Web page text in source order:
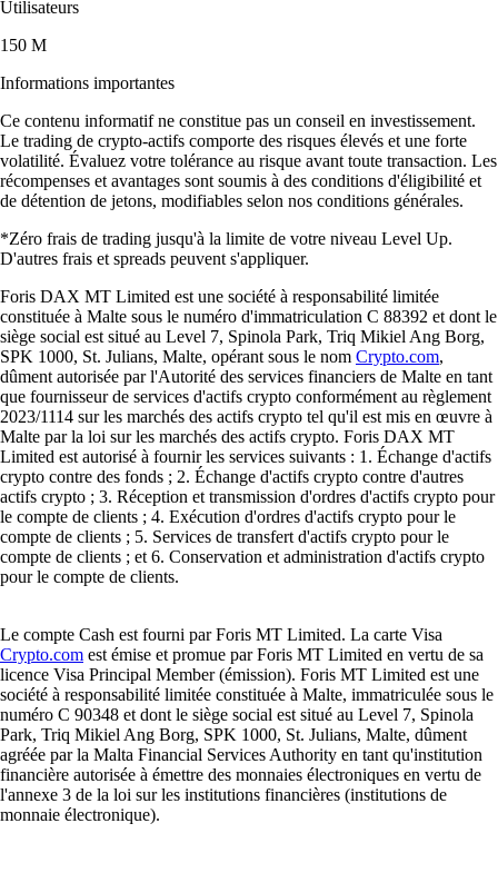
Utilisateurs
150 M
Informations importantes
Ce contenu informatif ne constitue pas un conseil en investissement.
Le trading de crypto-actifs comporte des risques élevés et une forte
volatilité. Évaluez votre tolérance au risque avant toute transaction. Les
récompenses et avantages sont soumis à des conditions d'éligibilité et
de détention de jetons, modifiables selon nos conditions générales.
*Zéro frais de trading jusqu'à la limite de votre niveau Level Up.
D'autres frais et spreads peuvent s'appliquer.
Foris DAX MT Limited est une société à responsabilité limitée
constituée à Malte sous le numéro d'immatriculation C 88392 et dont le
siège social est situé au Level 7, Spinola Park, Triq Mikiel Ang Borg,
SPK 1000, St. Julians, Malte, opérant sous le nom Crypto.com,
dûment autorisée par l'Autorité des services financiers de Malte en tant
que fournisseur de services d'actifs crypto conformément au règlement
2023/1114 sur les marchés des actifs crypto tel qu'il est mis en œuvre à
Malte par la loi sur les marchés des actifs crypto. Foris DAX MT
Limited est autorisé à fournir les services suivants : 1. Échange d'actifs
crypto contre des fonds ; 2. Échange d'actifs crypto contre d'autres
actifs crypto ; 3. Réception et transmission d'ordres d'actifs crypto pour
le compte de clients ; 4. Exécution d'ordres d'actifs crypto pour le
compte de clients ; 5. Services de transfert d'actifs crypto pour le
compte de clients ; et 6. Conservation et administration d'actifs crypto
pour le compte de clients.
Le compte Cash est fourni par Foris MT Limited. La carte Visa
Crypto.com est émise et promue par Foris MT Limited en vertu de sa
licence Visa Principal Member (émission). Foris MT Limited est une
société à responsabilité limitée constituée à Malte, immatriculée sous le
numéro C 90348 et dont le siège social est situé au Level 7, Spinola
Park, Triq Mikiel Ang Borg, SPK 1000, St. Julians, Malte, dûment
agréée par la Malta Financial Services Authority en tant qu'institution
financière autorisée à émettre des monnaies électroniques en vertu de
l'annexe 3 de la loi sur les institutions financières (institutions de
monnaie électronique).